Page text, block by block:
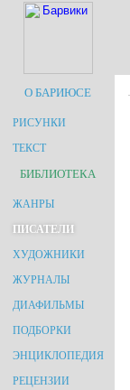
О БАРИЮСЕ
РИСУНКИ
ТЕКСТ
БИБЛИОТЕКА
ЖАНРЫ
ПИСАТЕЛИ
ХУДОЖНИКИ
ЖУРНАЛЫ
ДИАФИЛЬМЫ
ПОДБОРКИ
ЭНЦИКЛОПЕДИЯ
РЕЦЕНЗИИ